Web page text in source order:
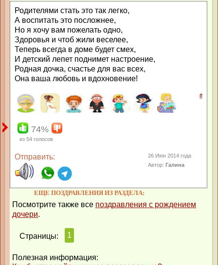
Родителями стать это так легко,
А воспитать это посложнее,
Но я хочу вам пожелать одно,
Здоровья и чтоб жили веселее,
Теперь всегда в доме будет смех,
И детский лепет поднимет настроение,
Родная дочка, счастье для вас всех,
Она ваша любовь и вдохновение!
#
74%
из 54 голосов
Отправить:
26 Июн 2014 года
Автор:Галина
ЕЩЕ ПОЗДРАВЛЕНИЯ ИЗ РАЗДЕЛА:
Посмотрите также все поздравления с рождением
дочери.
Страницы: 1
Полезная информация: